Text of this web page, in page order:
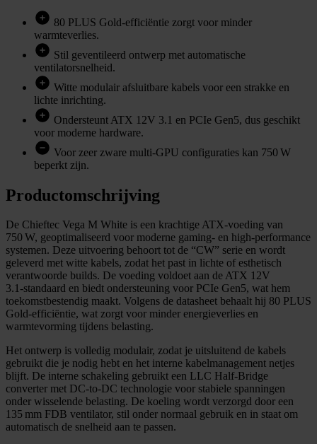
80 PLUS Gold‑efficiëntie zorgt voor minder
warmteverlies.
Stil geventileerd ontwerp met automatische
ventilatorsnelheid.
Witte modulair afsluitbare kabels voor een strakke en
lichte inrichting.
Ondersteunt ATX 12V 3.1 en PCIe Gen5, dus geschikt
voor moderne hardware.
Voor zeer zware multi‑GPU configuraties kan 750 W
beperkt zijn.
Productomschrijving
De Chieftec Vega M White is een krachtige ATX‑voeding van
750 W, geoptimaliseerd voor moderne gaming‑ en high‑performance
systemen. Deze uitvoering behoort tot de “CW” serie en wordt
geleverd met witte kabels, zodat het past in lichte of esthetisch
verantwoorde builds. De voeding voldoet aan de ATX 12V
3.1‑standaard en biedt ondersteuning voor PCIe Gen5, wat hem
toekomstbestendig maakt. Volgens de datasheet behaalt hij 80 PLUS
Gold‑efficiëntie, wat zorgt voor minder energieverlies en
warmtevorming tijdens belasting.
Het ontwerp is volledig modulair, zodat je uitsluitend de kabels
gebruikt die je nodig hebt en het interne kabelmanagement netjes
blijft. De interne schakeling gebruikt een LLC Half‑Bridge
converter met DC‑to‑DC technologie voor stabiele spanningen
onder wisselende belasting. De koeling wordt verzorgd door een
135 mm FDB ventilator, stil onder normaal gebruik en in staat om
automatisch de snelheid aan te passen.